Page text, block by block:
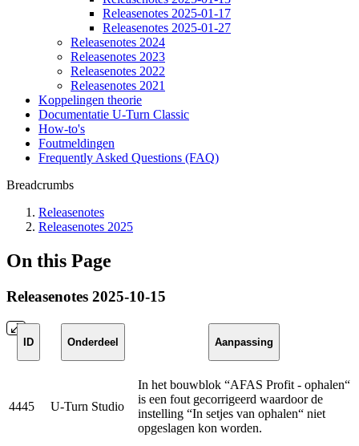
Releasenotes 2025-01-17
Releasenotes 2025-01-27
Releasenotes 2024
Releasenotes 2023
Releasenotes 2022
Releasenotes 2021
Koppelingen theorie
Documentatie U-Turn Classic
How-to's
Foutmeldingen
Frequently Asked Questions (FAQ)
Breadcrumbs
Releasenotes
Releasenotes 2025
On this Page
Releasenotes 2025-10-15
ID Onderdeel Aanpassing
4445 U-Turn Studio
In het bouwblok “AFAS Profit - ophalen“
is een fout gecorrigeerd waardoor de
instelling “In setjes van ophalen“ niet
opgeslagen kon worden.